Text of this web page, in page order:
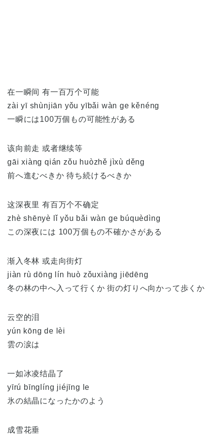
在一瞬间 有一百万个可能
zài yī shùnjiān yǒu yībǎi wàn ge kěnéng
一瞬には100万個もの可能性がある
该向前走 或者继续等
gāi xiàng qián zǒu huòzhě jìxù děng
前へ進むべきか 待ち続けるべきか
这深夜里 有百万个不确定
zhè shēnyè lǐ yǒu bǎi wàn ge búquèdìng
この深夜には 100万個もの不確かさがある
渐入冬林 或走向街灯
jiàn rù dōng lín huò zǒuxiàng jiēdēng
冬の林の中へ入って行くか 街の灯りへ向かって歩くか
云空的泪
yún kōng de lèi
雲の涙は
一如冰凌结晶了
yīrú bīnglíng jiéjīng le
氷の結晶になったかのよう
成雪花垂